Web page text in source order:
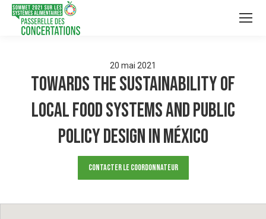
20 mai 2021
Towards the Sustainability of
Local Food Systems and Public
Policy Design in México
Contacter le Coordonnateur